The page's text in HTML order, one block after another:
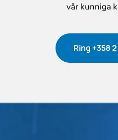
vår kunniga
Ring +358